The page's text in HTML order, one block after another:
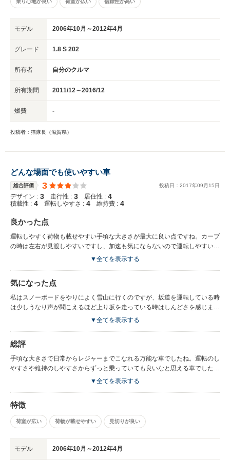
モデル 2006年10月～2012年4月
グレード 1.8 S 202
所有者 自分のクルマ
所有期間 2011/12～2016/12
燃費 -
投稿者：猫隊長（滋賀県）
どんな場面でも使いやすい車
総合評価 3 投稿日： 2017年09 月 15日
デザイン : 3 走行性 : 3 居住性 : 4
積載性 : 4 運転しやすさ : 4 維持費 : 4
良かった点
運転しやすく荷物も載せやすい手頃な大きさが最大に良い点ですね。カーブ
の時は左右が見渡しやすいですし、加速も気にならないので運転しやすい車
ですね。また、シートが適度な硬さになっているので長時間運転していても
ですね。あとは荷台がある程度広いので多くの荷物が入るというのも良かっ
たですね。
▼全てを表示する
気になった点
私はスノーボードをやりによく雪山に行くのですが、坂道を運転している時
は少しうなり声が聞こえるほど上り坂を走っている時はしんどさを感じまし
た。平地は問題は感じないのですが、坂道などの馬力が必要な所では少し弱
悪くなるところも気になったところでしょうか。
▼全てを表示する
総評
手頃な大きさで日常からレジャーまでこなれる万能な車でしたね。運転のし
やすさや維持のしやすさからずっと乗っていても良いなと思える車でした。
男女問わない見た目からもやはりトヨタを代表する人気な車だと思えました
▼全てを表示する
特徴
荷室が広い 荷物が載せやすい 見切りが良い
モデル 2006年10月～2012年4月